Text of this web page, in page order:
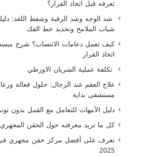
تعرفه قبل اتخاذ القرار؟
شد الوجه وشد الرقبة وشفط اللغد:
شباب الملامح وتحديد خط الفك
كيف تعمل دعامات الانتصاب؟ شرح
اتخاذ القرار
تكلفة عملية الشريان الاورطي
علاج العقم عند الرجال: حلول فعالة
مستشفى بداية
دليل الأمهات للتعامل مع القمل بدون
كل ما تريد معرفته حول الحقن
تعرف على أفضل مركز حقن مجهري
2025